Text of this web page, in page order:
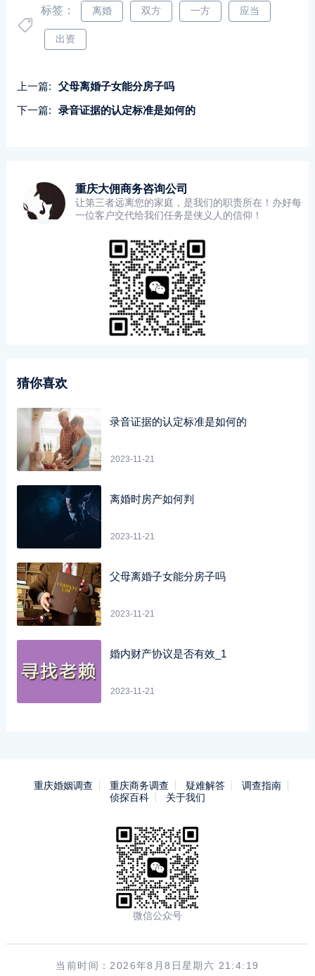
标签： 离婚 双方 一方 应当
出资
上一篇:
父母离婚子女能分房子吗
下一篇:
录音证据的认定标准是如何的
重庆大佣商务咨询公司
让第三者远离您的家庭，是我们的职责所在！办好每
一位客户交代给我们任务是侠义人的信仰！
猜你喜欢
录音证据的认定标准是如何的
2023-11-21
离婚时房产如何判
2023-11-21
父母离婚子女能分房子吗
2023-11-21
婚内财产协议是否有效_1
2023-11-21
重庆婚姻调查 重庆商务调查 疑难解答
调查指南
侦探百科
关于我们
微信公众号
当前时间：2026年8月8日星期六 21:4:19